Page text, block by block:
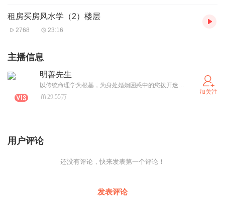
租房买房风水学（2）楼层
2768 23:16
主播信息
明善先生
以传统命理学为根基，为身处婚姻困惑中的您拨开迷雾。无论是婚前择偶迷茫、婚后矛盾频发，还是情感危机待解，我都能通过八字、命理格局分析，解读双方姻缘走势与性格契合度，从命理角度剖析情感矛盾根源，并提供切实可行的调和建议与改善方案。愿以专业之力，助您明晰婚姻脉络，收获美满良缘。
29.55万
加关注
用户评论
还没有评论，快来发表第一个评论！
发表评论